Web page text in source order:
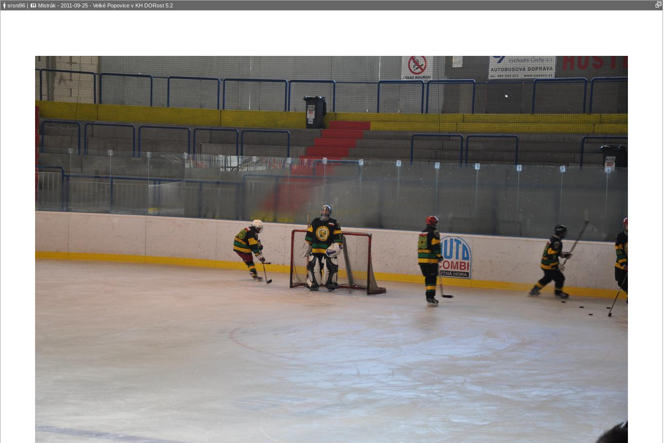
srsni96 | Mistrák - 2011-09-25 - Velké Popovice v KH DORost 5:2